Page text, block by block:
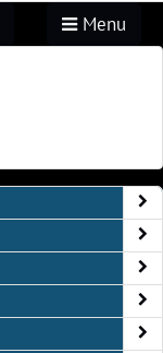
Menu